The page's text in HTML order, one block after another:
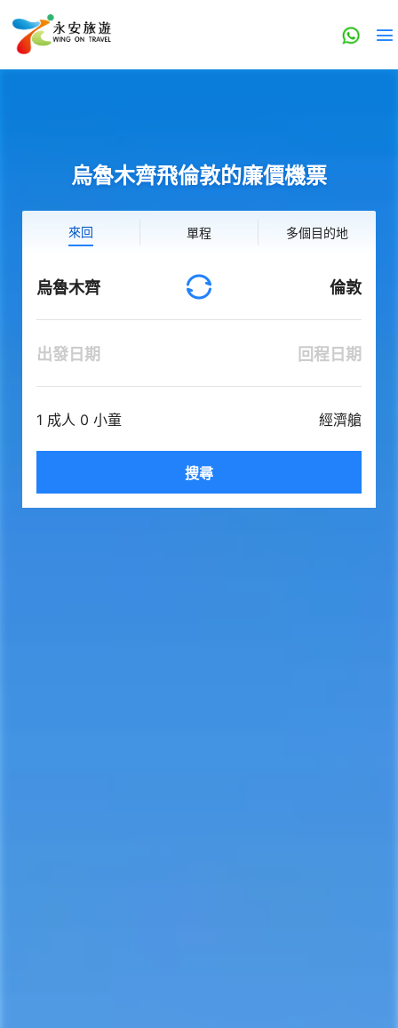
烏魯木齊飛倫敦的廉價機票
來回 單程 多個目的地
烏魯木齊 倫敦
出發日期 回程日期
1 成人 0 小童 經濟艙
搜尋